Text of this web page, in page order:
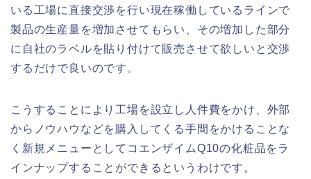
いる工場に直接交渉を行い現在稼働しているラインで
製品の生産量を増加させてもらい、その増加した部分
に自社のラベルを貼り付けて販売させて欲しいと交渉
するだけで良いのです。
こうすることにより工場を設立し人件費をかけ、外部
からノウハウなどを購入してくる手間をかけることな
く新規メニューとしてコエンザイムQ10の化粧品をラ
インナップすることができるというわけです。